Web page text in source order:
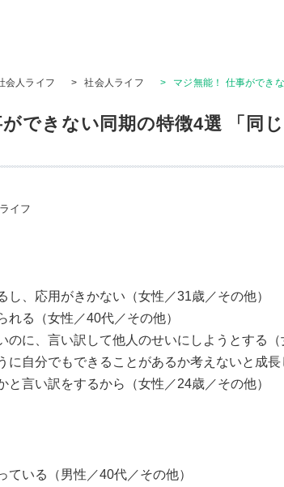
会人ライフ > 社会人ライフ > マジ無能！ 仕事ができ
できない同期の特徴4選 「同
イフ
し、応用がきかない（女性／31歳／その他）
れる（女性／40代／その他）
のに、言い訳して他人のせいにしようとする（
に自分でもできることがあるか考えないと成
と言い訳をするから（女性／24歳／その他）
ている（男性／40代／その他）